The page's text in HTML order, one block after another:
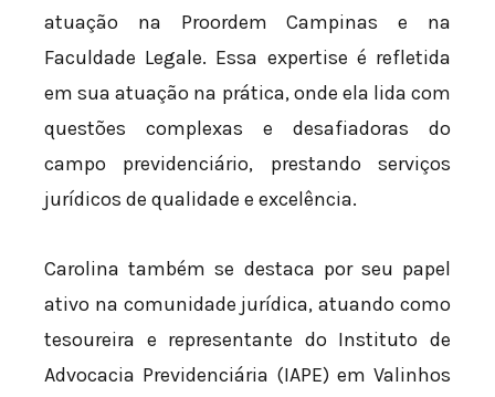
atuação na Proordem Campinas e na
Faculdade Legale. Essa expertise é refletida
em sua atuação na prática, onde ela lida com
questões complexas e desafiadoras do
campo previdenciário, prestando serviços
jurídicos de qualidade e excelência.
Carolina também se destaca por seu papel
ativo na comunidade jurídica, atuando como
tesoureira e representante do Instituto de
Advocacia Previdenciária (IAPE) em Valinhos